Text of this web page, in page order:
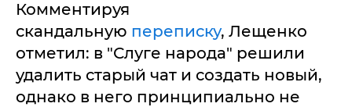
Комментируя
скандальную переписку, Лещенко
отметил: в "Слуге народа" решили
удалить старый чат и создать новый,
однако в него принципиально не